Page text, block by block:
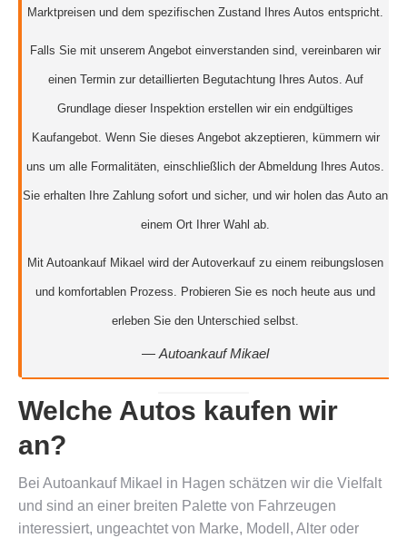
Marktpreisen und dem spezifischen Zustand Ihres Autos entspricht.
Falls Sie mit unserem Angebot einverstanden sind, vereinbaren wir
einen Termin zur detaillierten Begutachtung Ihres Autos. Auf
Grundlage dieser Inspektion erstellen wir ein endgültiges
Kaufangebot. Wenn Sie dieses Angebot akzeptieren, kümmern wir
uns um alle Formalitäten, einschließlich der Abmeldung Ihres Autos.
Sie erhalten Ihre Zahlung sofort und sicher, und wir holen das Auto an
einem Ort Ihrer Wahl ab.
Mit Autoankauf Mikael wird der Autoverkauf zu einem reibungslosen
und komfortablen Prozess. Probieren Sie es noch heute aus und
erleben Sie den Unterschied selbst.
— Autoankauf Mikael
Welche Autos kaufen wir
an?
Bei Autoankauf Mikael in Hagen schätzen wir die Vielfalt
und sind an einer breiten Palette von Fahrzeugen
interessiert, ungeachtet von Marke, Modell, Alter oder